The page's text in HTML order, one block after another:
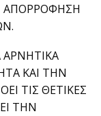
ΑΠΟΡΡΟΦΗΣΗ
ΑΡΝΗΤΙΚΑ
ΚΑΙ ΤΗΝ
ΤΙΣ ΘΕΤΙΚΕΣ
ΤΗΝ